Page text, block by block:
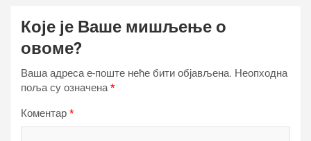
Које је Ваше мишљење о
овоме?
Ваша адреса е-поште неће бити објављена. Неопходна
поља су означена*
Коментар *